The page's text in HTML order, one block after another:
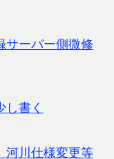
サーバー側微修
書く
河川仕様変更等